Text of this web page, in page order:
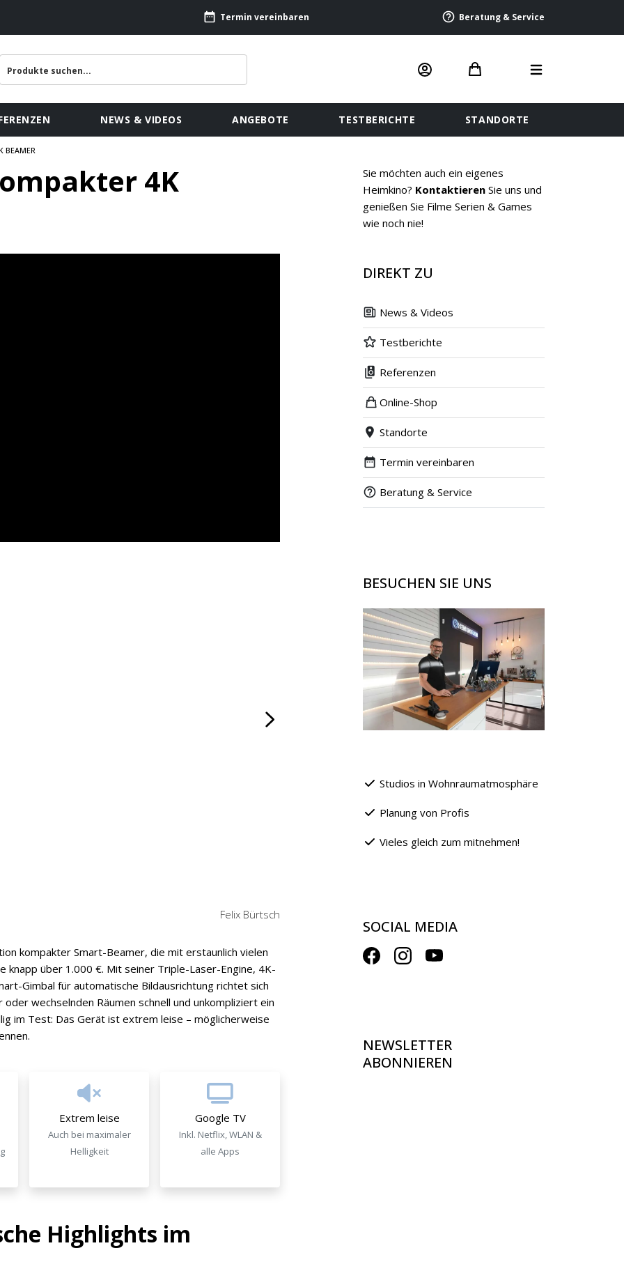
Termin vereinbaren Beratung & Service
NEWS & VIDEOS ANGEBOTE TESTBERICHTE STANDORTE
BEAMER
4K
Felix Bürtsch
kompakter Smart-Beamer, die mit erstaunlich vielen
knapp über 1.000 €. Mit seiner Triple-Laser-Engine, 4K-
Gimbal für automatische Bildausrichtung richtet sich
wechselnden Räumen schnell und unkompliziert ein
im Test: Das Gerät ist extrem leise – möglicherweise
Extrem leise
Auch bei maximaler
Helligkeit
Google TV
Inkl. Netflix, WLAN &
alle Apps
Highlights im
Sie möchten auch ein eigenes
Heimkino? Kontaktieren Sie uns und
genießen Sie Filme Serien & Games
wie noch nie!
DIREKT ZU
News & Videos
Testberichte
Referenzen
Online-Shop
Standorte
Termin vereinbaren
Beratung & Service
BESUCHEN SIE UNS
Studios in Wohnraumatmosphäre
Planung von Profis
Vieles gleich zum mitnehmen!
SOCIAL MEDIA
NEWSLETTER
ABONNIEREN